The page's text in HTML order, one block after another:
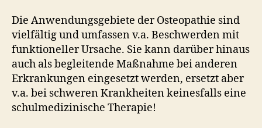
Die Anwendungsgebiete der Osteopathie sind
vielfältig und umfassen v.a. Beschwerden mit
funktioneller Ursache. Sie kann darüber hinaus
auch als begleitende Maßnahme bei anderen
Erkrankungen eingesetzt werden, ersetzt aber
v.a. bei schweren Krankheiten keinesfalls eine
schulmedizinische Therapie!